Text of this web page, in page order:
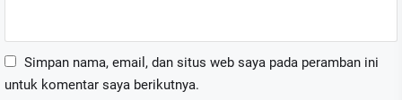
Simpan nama, email, dan situs web saya pada peramban ini
untuk komentar saya berikutnya.